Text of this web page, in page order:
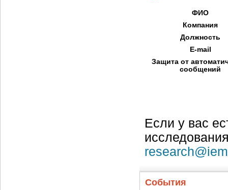
ФИО
Компания
Должность
E-mail
Защита от
сообщений
Если у вас
События